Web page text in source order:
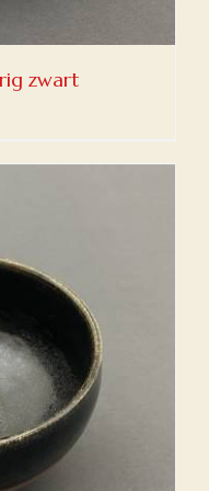
zwart